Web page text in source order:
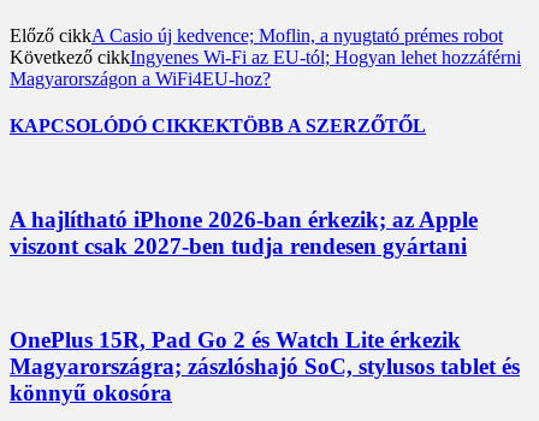
Előző cikkA Casio új kedvence; Moflin, a nyugtató prémes robot
Következő cikkIngyenes Wi-Fi az EU-tól; Hogyan lehet hozzáférni
Magyarországon a WiFi4EU-hoz?
KAPCSOLÓDÓ CIKKEKTÖBB A SZERZŐTŐL
A hajlítható iPhone 2026-ban érkezik; az Apple
viszont csak 2027-ben tudja rendesen gyártani
OnePlus 15R, Pad Go 2 és Watch Lite érkezik
Magyarországra; zászlóshajó SoC, stylusos tablet és
könnyű okosóra